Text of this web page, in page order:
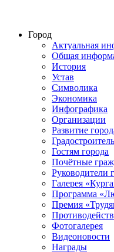
Город
Актуальная
Общая
История
Устав
Символика
Экономика
Инфографика
Организации
Развитие
Гостям города
Почётные
Руководители
Галерея
Программа
Премия
Фотогалерея
Видеоновости
Награды